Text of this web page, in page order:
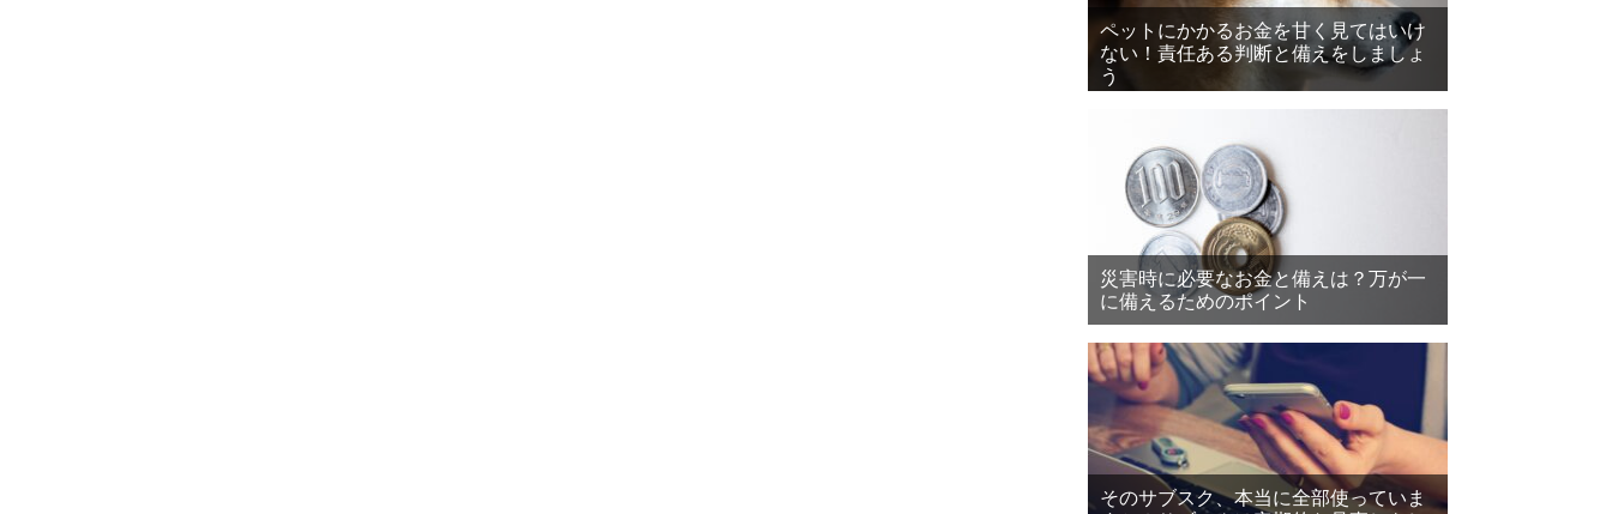
ペットにかかるお金を甘く見てはいけ
ない！責任ある判断と備えをしましょ
う
災害時に必要なお金と備えは？万が一
に備えるためのポイント
そのサブスク、本当に全部使っていま